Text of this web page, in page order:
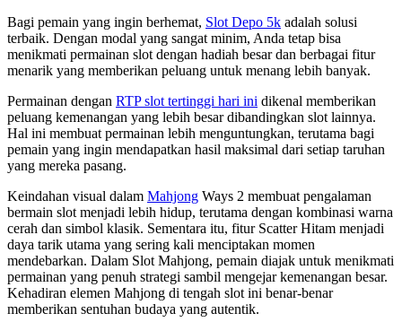
Bagi pemain yang ingin berhemat, Slot Depo 5k adalah solusi
terbaik. Dengan modal yang sangat minim, Anda tetap bisa
menikmati permainan slot dengan hadiah besar dan berbagai fitur
menarik yang memberikan peluang untuk menang lebih banyak.
Permainan dengan RTP slot tertinggi hari ini dikenal memberikan
peluang kemenangan yang lebih besar dibandingkan slot lainnya.
Hal ini membuat permainan lebih menguntungkan, terutama bagi
pemain yang ingin mendapatkan hasil maksimal dari setiap taruhan
yang mereka pasang.
Keindahan visual dalam Mahjong Ways 2 membuat pengalaman
bermain slot menjadi lebih hidup, terutama dengan kombinasi warna
cerah dan simbol klasik. Sementara itu, fitur Scatter Hitam menjadi
daya tarik utama yang sering kali menciptakan momen
mendebarkan. Dalam Slot Mahjong, pemain diajak untuk menikmati
permainan yang penuh strategi sambil mengejar kemenangan besar.
Kehadiran elemen Mahjong di tengah slot ini benar-benar
memberikan sentuhan budaya yang autentik.